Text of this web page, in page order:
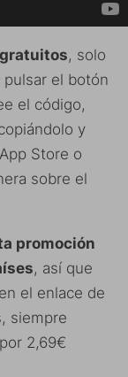
, solo
pulsar el botón
el código,
y
Store o
sobre el
promoción
, así que
el enlace de
siempre
2,69€